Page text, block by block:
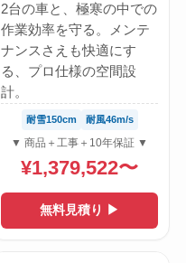
2台の車と、極寒の中での
作業効率を守る。メンテ
ナンスさえも快適にす
る、プロ仕様の空間設
計。
耐雪150cm 耐風46m/s
▼ 商品＋工事＋10年保証 ▼
¥1,379,522〜
無料見積り ▶